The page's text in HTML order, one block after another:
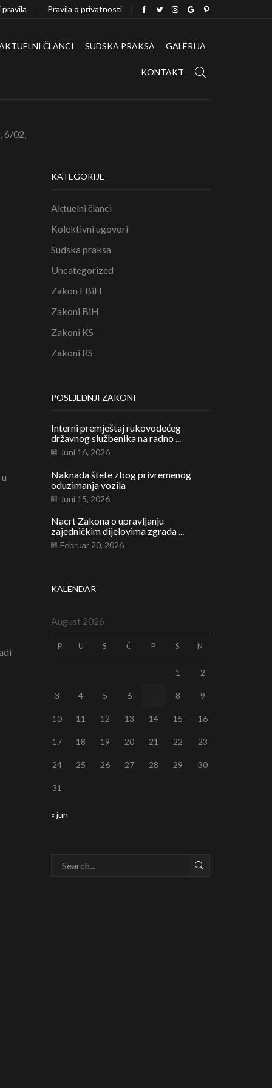
pravila Pravila o privatnosti
ČLANCI SUDSKA PRAKSA GALERIJA
KONTAKT
6/02,
KATEGORIJE
Aktuelni članci
Kolektivni ugovori
Sudska praksa
Uncategorized
Zakon FBiH
Zakoni BiH
Zakoni KS
Zakoni RS
POSLJEDNJI ZAKONI
Interni premještaj rukovodećeg
državnog službenika na radno ...
Juni 16, 2026
Naknada štete zbog privremenog
oduzimanja vozila
Juni 15, 2026
Nacrt Zakona o upravljanju
zajedničkim dijelovima zgrada ...
Februar 20, 2026
KALENDAR
August 2026
P U S Č P S N
« jun
1 2
3 4 5 6 8 9
10 11 12 13 14 15 16
17 18 19 20 21 22 23
24 25 26 27 28 29 30
31